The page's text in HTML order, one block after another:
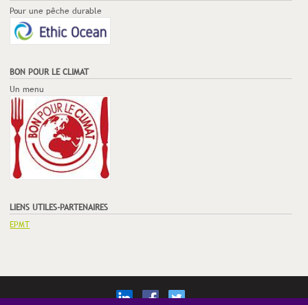
Pour une pêche durable
BON POUR LE CLIMAT
Un menu
LIENS UTILES-PARTENAIRES
EPMT